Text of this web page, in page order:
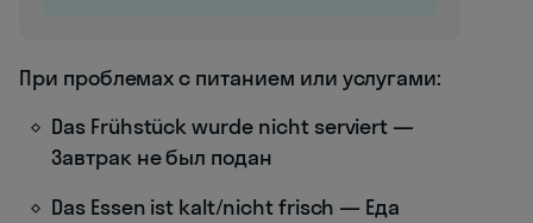
При проблемах с питанием или услугами:
Das Frühstück wurde nicht serviert —
Завтрак не был подан
Das Essen ist kalt/nicht frisch — Еда